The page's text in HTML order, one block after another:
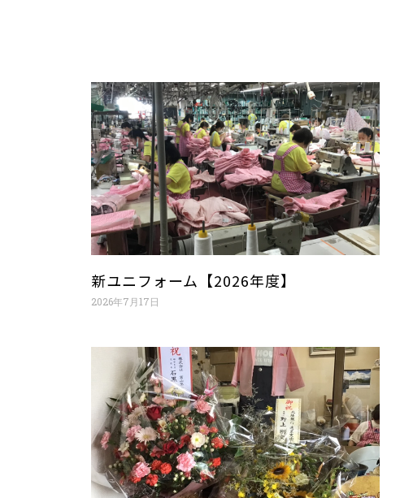
新ユニフォーム【2026年度】
2026年7月17日